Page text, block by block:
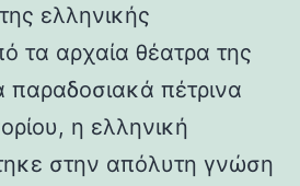
ελληνικής
τα αρχαία θέατρα της
παραδοσιακά πέτρινα
η ελληνική
στην απόλυτη γνώση